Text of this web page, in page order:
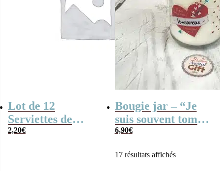
Lot de 12
Serviettes de
Saint-Valentin –
2,20€
Bougie jar – “Je
suis souvent tombé
Amoureux à
“
6,90€
17 résultats affichés